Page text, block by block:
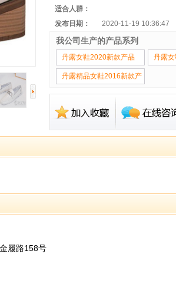
适合人群：
发布日期：
2020-11-19 10:36:47
我公司生产的产品系列
丹露女鞋2020新款产品 丹露
丹露精品女鞋2016新款产
履路158号